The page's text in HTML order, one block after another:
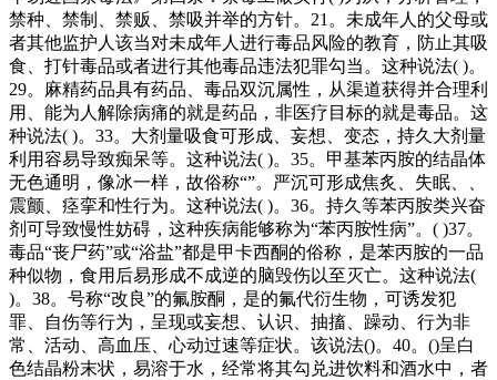
禁种、禁制、禁贩、禁吸并举的方针。21。未成年人的父母或
者其他监护人该当对未成年人进行毒品风险的教育，防止其吸
食、打针毒品或者进行其他毒品违法犯罪勾当。这种说法( )。
29。麻精药品具有药品、毒品双沉属性，从渠道获得并合理利
用、能为人解除病痛的就是药品，非医疗目标的就是毒品。这
种说法( )。33。大剂量吸食可形成、妄想、变态，持久大剂量
利用容易导致痴呆等。这种说法( )。35。甲基苯丙胺的结晶体
无色通明，像冰一样，故俗称“”。严沉可形成焦炙、失眠、、
震颤、痉挛和性行为。这种说法( )。36。持久等苯丙胺类兴奋
剂可导致慢性妨碍，这种疾病能够称为“苯丙胺性病”。( )37。
毒品“丧尸药”或“浴盐”都是甲卡西酮的俗称，是苯丙胺的一品
种似物，食用后易形成不成逆的脑毁伤以至灭亡。这种说法(
)。38。号称“改良”的氟胺酮，是的氟代衍生物，可诱发犯
罪、自伤等行为，呈现或妄想、认识、抽搐、躁动、行为非
常、活动、高血压、心动过速等症状。该说法()。40。()呈白
色结晶粉末状，易溶于水，经常将其勾兑进饮料和酒水中，者